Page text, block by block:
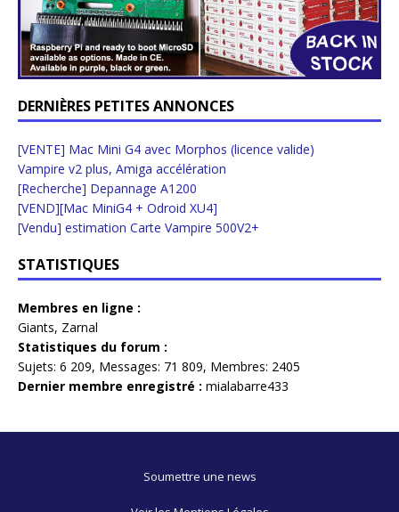
DERNIÈRES PETITES ANNONCES
[VENTE] Mac Mini G4 avec Morphos (licence valide)
Vampire v2 plus, Amiga accélération
[Recherche] Depannage A1200
[VEND][Mac MiniG4 + Odroid XU4]
[Vendu] estimation Carte Vampire 500V2+
STATISTIQUES
Membres en ligne :
Giants, Zarnal
Statistiques du forum :
Sujets: 6 209, Messages: 71 809, Membres: 2405
Dernier membre enregistré : mialabarre433
Soumettre une news